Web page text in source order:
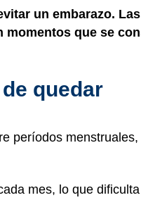
un embarazo.
momentos que se
quedar
períodos
mes, lo que